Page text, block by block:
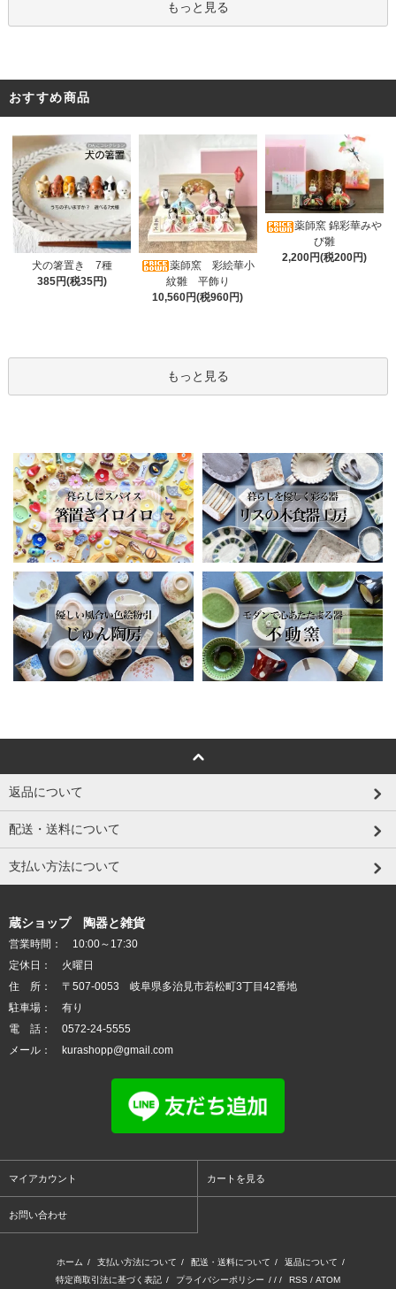
もっと見る
おすすめ商品
犬の箸置き 7種
385円(税35円)
薬師窯 彩絵華小
紋雛 平飾り
10,560円(税960円)
薬師窯 錦彩華みや
び雛
2,200円(税200円)
もっと見る
返品について
配送・送料について
支払い方法について
蔵ショップ 陶器と雑貨
営業時間： 10:00～17:30
定休日： 火曜日
住 所： 〒507-0053 岐阜県多治見市若松町3丁目42番地
駐車場： 有り
電 話： 0572-24-5555
メール： kurashopp@gmail.com
マイアカウント カートを見る
お問い合わせ
ホーム / 支払い方法について / 配送・送料について / 返品について /
特定商取引法に基づく表記 / プライバシーポリシー / / / RSS / ATOM